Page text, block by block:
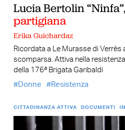
Lucia Bertolin
partigiana
Erika Guichardaz
Ricordata a Le Murasse di Verrès
scomparsa. Attiva nella
della 176ª Brigata Garibaldi
Donne
Resistenza
CITTADINANZA ATTIVA DOCUMENTI